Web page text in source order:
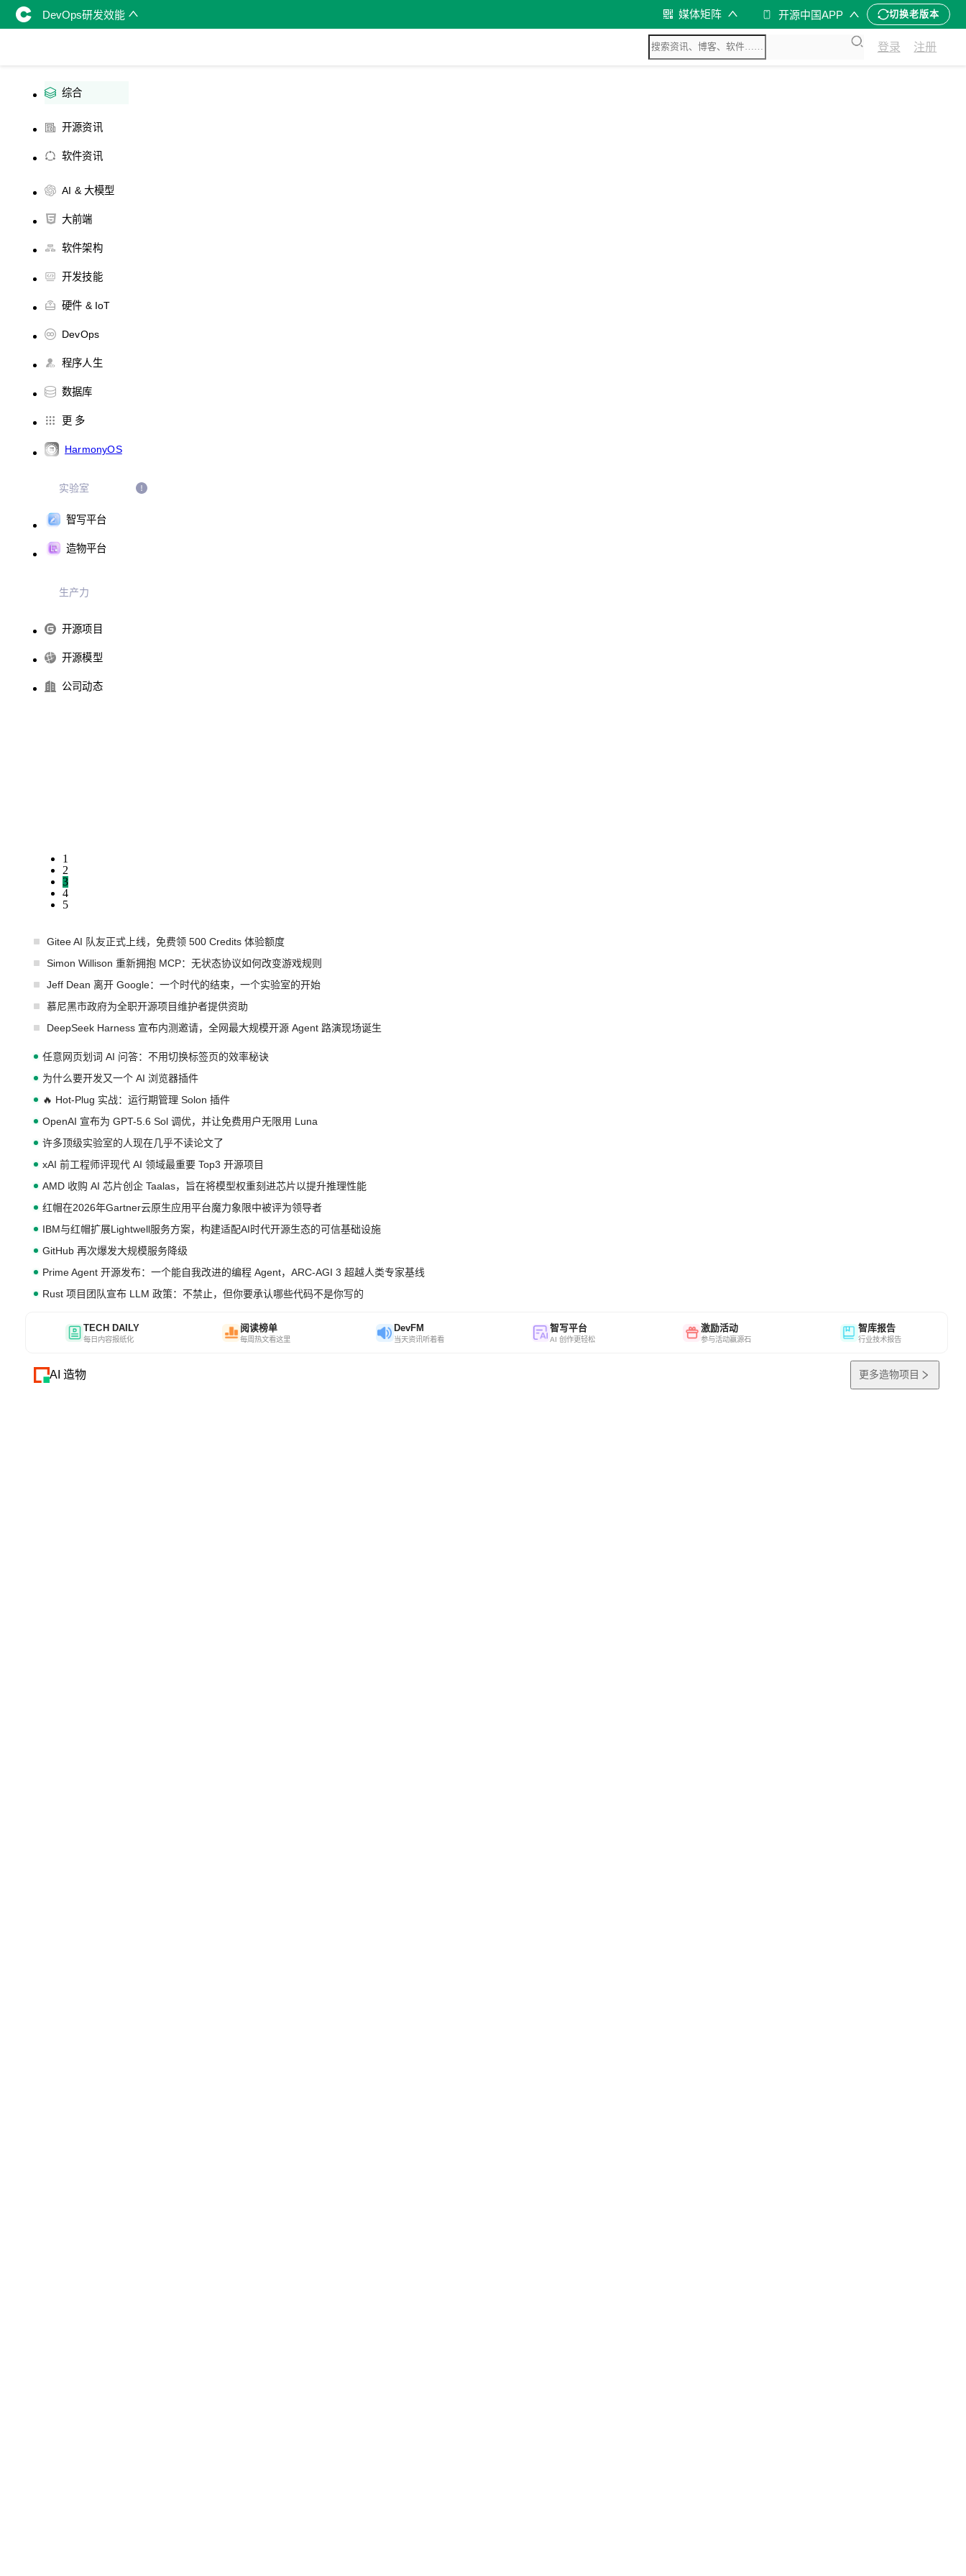
DevOps研发效能 媒体矩阵 开源中国APP 切换老版本
登录 注册
综合
开源资讯
软件资讯
AI & 大模型
大前端
软件架构
开发技能
硬件 & IoT
DevOps
程序人生
数据库
更 多
HarmonyOS
实验室
智写平台
造物平台
生产力
开源项目
开源模型
公司动态
1
2
3
4
5
Gitee AI 队友正式上线，免费领 500 Credits 体验额度
Simon Willison 重新拥抱 MCP：无状态协议如何改变游戏规则
Jeff Dean 离开 Google：一个时代的结束，一个实验室的开始
慕尼黑市政府为全职开源项目维护者提供资助
DeepSeek Harness 宣布内测邀请，全网最大规模开源 Agent 路演现场诞生
任意网页划词 AI 问答：不用切换标签页的效率秘诀
为什么要开发又一个 AI 浏览器插件
🔥 Hot-Plug 实战：运行期管理 Solon 插件
OpenAI 宣布为 GPT-5.6 Sol 调优，并让免费用户无限用 Luna
许多顶级实验室的人现在几乎不读论文了
xAI 前工程师评现代 AI 领域最重要 Top3 开源项目
AMD 收购 AI 芯片创企 Taalas，旨在将模型权重刻进芯片以提升推理性能
红帽在2026年Gartner云原生应用平台魔力象限中被评为领导者
IBM与红帽扩展Lightwell服务方案，构建适配AI时代开源生态的可信基础设施
GitHub 再次爆发大规模服务降级
Prime Agent 开源发布：一个能自我改进的编程 Agent，ARC-AGI 3 超越人类专家基线
Rust 项目团队宣布 LLM 政策：不禁止，但你要承认哪些代码不是你写的
TECH DAILY
每日内容报纸化
阅读榜单
每周热文看这里
DevFM
当天资讯听着看
智写平台
AI 创作更轻松
激励活动
参与活动赢源石
智库报告
行业技术报告
AI 造物 更多造物项目